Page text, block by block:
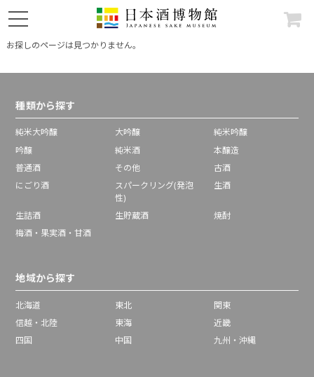
お探しのページは見つかりません。
種類から探す
純米大吟醸 大吟醸
純米吟醸
吟醸
純米酒
本醸造
普通酒
その他
古酒
にごり酒
スパークリング(発泡
性)
生酒
生詰酒 生貯蔵酒
焼酎
梅酒・果実酒・甘酒
地域から探す
北海道 東北
関東
信越・北陸
東海
近畿
四国
中国 九州・沖縄